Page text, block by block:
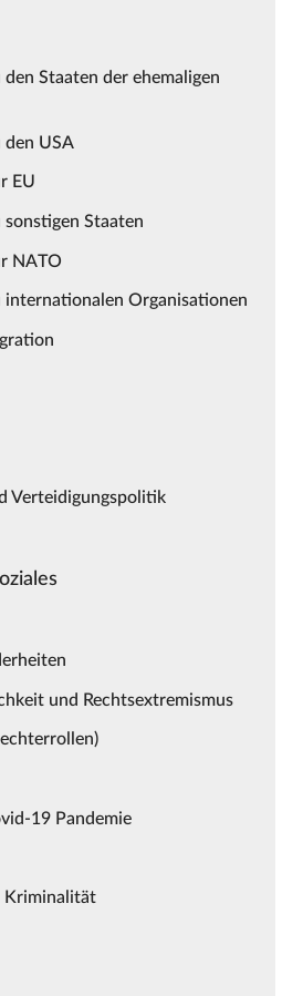
den Staaten der ehemaligen
den USA
EU
sonstigen Staaten
NATO
internationalen Organisationen
Verteidigungspolitik
und Rechtsextremismus
19 Pandemie
Kriminalität